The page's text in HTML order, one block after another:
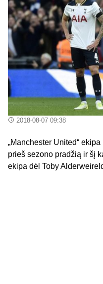
2018-08-07 09:38
„Manchester United“
prieš sezono pradžią ir šį
ekipa dėl Toby